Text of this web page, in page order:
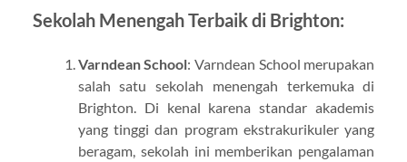
Sekolah Menengah Terbaik di Brighton:
Varndean School: Varndean School merupakan
salah satu sekolah menengah terkemuka di
Brighton. Di kenal karena standar akademis
yang tinggi dan program ekstrakurikuler yang
beragam, sekolah ini memberikan pengalaman